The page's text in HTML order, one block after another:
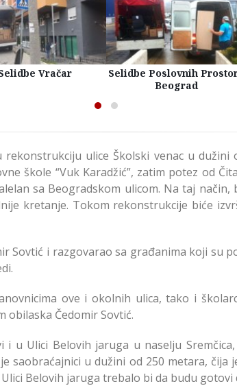
Vračar
Selidbe Poslovnih
Beograd
rekonstrukciju ulice Školski venac u
škole “Vuk Karadžić”, zatim potez od
sa Beogradskom ulicom. Na taj
kretanje. Tokom rekonstrukcije biće
Sovtić i razgovarao sa građanima koji su
ove i okolnih ulica, tako i
obilaska Čedomir Sovtić.
u Ulici Belovih jaruga u naselju
saobraćajnici u dužini od 250 metara, čija
Belovih jaruga trebalo bi da budu gotovi